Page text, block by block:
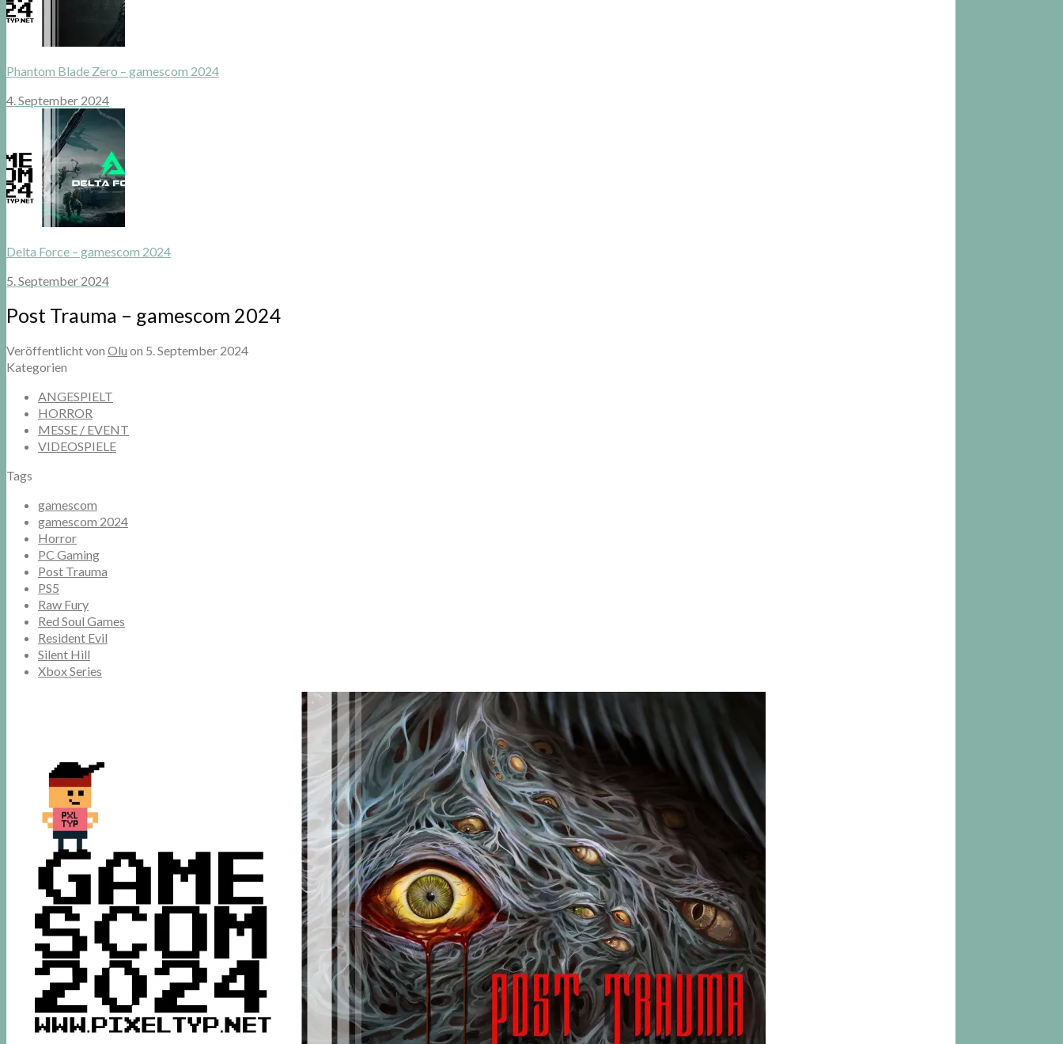
Phantom Blade Zero – gamescom 2024
4. September 2024
Delta Force – gamescom 2024
5. September 2024
Post Trauma – gamescom 2024
Veröffentlicht von Olu on 5. September 2024
Kategorien
ANGESPIELT
HORROR
MESSE / EVENT
VIDEOSPIELE
Tags
gamescom
gamescom 2024
Horror
PC Gaming
Post Trauma
PS5
Raw Fury
Red Soul Games
Resident Evil
Silent Hill
Xbox Series